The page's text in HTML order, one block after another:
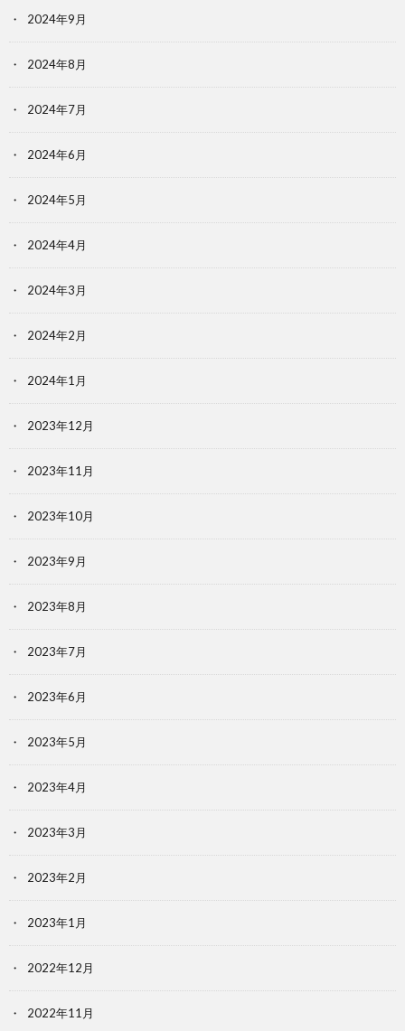
2024年9月
2024年8月
2024年7月
2024年6月
2024年5月
2024年4月
2024年3月
2024年2月
2024年1月
2023年12月
2023年11月
2023年10月
2023年9月
2023年8月
2023年7月
2023年6月
2023年5月
2023年4月
2023年3月
2023年2月
2023年1月
2022年12月
2022年11月